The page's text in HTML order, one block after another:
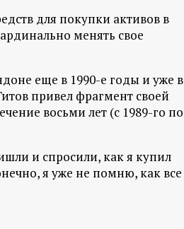
для покупки активов в
менять свое
еще в 1990-е годы и уже в
привел фрагмент своей
восьми лет (с 1989-го по
и спросили, как я купил
я уже не помню, как все